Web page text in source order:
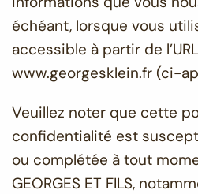
échéant, lorsque vous
accessible à partir de
www.georgesklein.fr (ci-
Veuillez noter que cette
confidentialité est
ou complétée à tout
GEORGES ET FILS,